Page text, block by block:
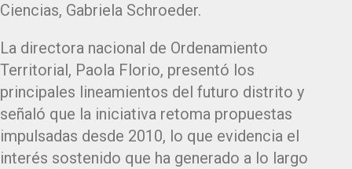
Ciencias, Gabriela Schroeder.
La directora nacional de Ordenamiento
Territorial, Paola Florio, presentó los
principales lineamientos del futuro distrito y
señaló que la iniciativa retoma propuestas
impulsadas desde 2010, lo que evidencia el
interés sostenido que ha generado a lo largo